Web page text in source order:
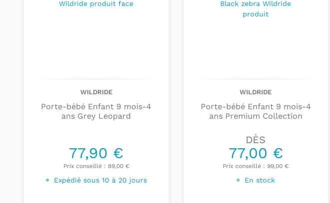
WILDRIDE
Porte-bébé Enfant 9 mois-4
ans Grey Leopard
77,90 €
Prix conseillé : 89,00 €
Expédié sous 10 à 20 jours
WILDRIDE
Porte-bébé Enfant 9 mois-4
ans Premium Collection
DÈS
77,00 €
Prix conseillé : 99,00 €
En stock